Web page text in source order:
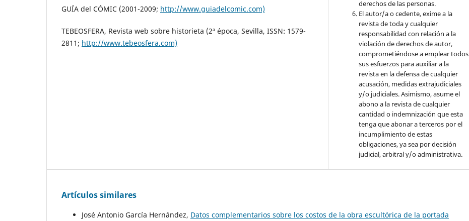
GUÍA del CÓMIC (2001-2009; http://www.guiadelcomic.com)
TEBEOSFERA, Revista web sobre historieta (2ª época, Sevilla, ISSN: 1579-
2811; http://www.tebeosfera.com)
derechos de las personas.
El autor/a o cedente, exime a la
revista de toda y cualquier
responsabilidad con relación a la
violación de derechos de autor,
comprometiéndose a emplear todos
sus esfuerzos para auxiliar a la
revista en la defensa de cualquier
acusación, medidas extrajudiciales
y/o judiciales. Asimismo, asume el
abono a la revista de cualquier
cantidad o indemnización que esta
tenga que abonar a terceros por el
incumplimiento de estas
obligaciones, ya sea por decisión
judicial, arbitral y/o administrativa.
Artículos similares
José Antonio García Hernández, Datos complementarios sobre los costos de la obra escultórica de la portada